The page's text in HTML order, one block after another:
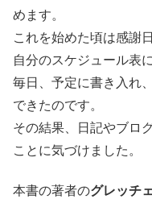
めます。
これを始めた頃は感謝
自分のスケジュール表
毎日、予定に書き入れ
できたのです。
その結果、日記やブロ
ことに気づけました。
本書の著者のグレッチ